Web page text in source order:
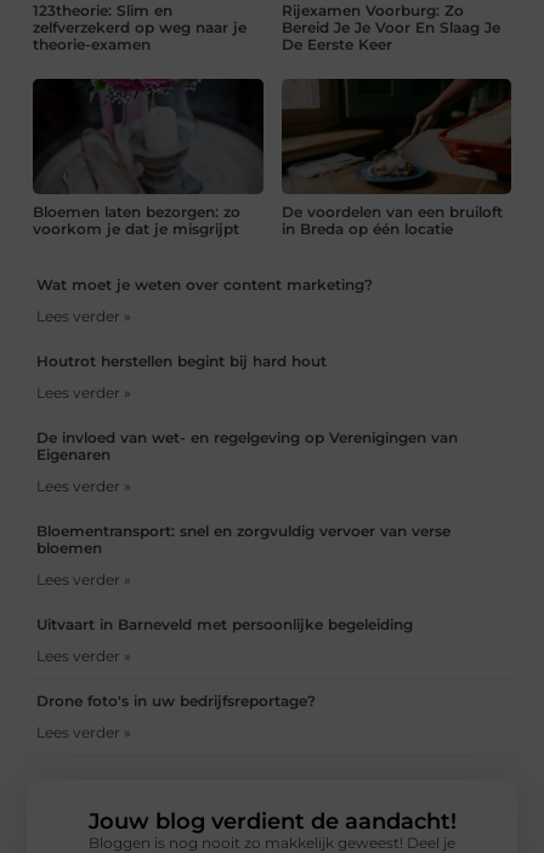
123theorie: Slim en
zelfverzekerd op weg naar je
theorie-examen
Rijexamen Voorburg: Zo
Bereid Je Je Voor En Slaag Je
De Eerste Keer
Bloemen laten bezorgen: zo
voorkom je dat je misgrijpt
De voordelen van een bruiloft
in Breda op één locatie
Wat moet je weten over content marketing?
Lees verder »
Houtrot herstellen begint bij hard hout
Lees verder »
De invloed van wet- en regelgeving op Verenigingen van
Eigenaren
Lees verder »
Bloementransport: snel en zorgvuldig vervoer van verse
bloemen
Lees verder »
Uitvaart in Barneveld met persoonlijke begeleiding
Lees verder »
Drone foto's in uw bedrijfsreportage?
Lees verder »
Jouw blog verdient de aandacht!
Bloggen is nog nooit zo makkelijk geweest! Deel je